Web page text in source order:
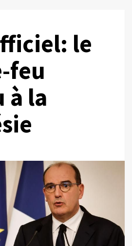
le
feu
à la